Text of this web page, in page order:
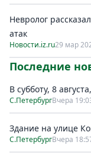
Невролог
атак
Новости.iz.ru29 мар
Последние
В субботу, 8
С.ПетербургВчера
Здание на улице
С.ПетербургВчера